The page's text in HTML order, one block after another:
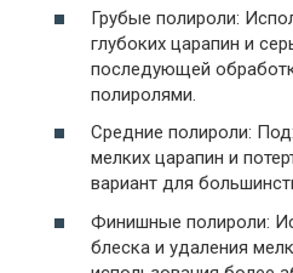
Грубые полироли:
глубоких царапин и
последующей
полиролями.
Средние полироли:
мелких царапин и
вариант для
Финишные полироли:
блеска и удаления